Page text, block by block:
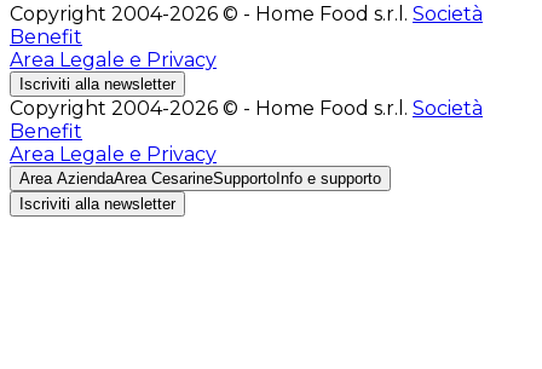
Copyright 2004-2026 © - Home Food s.r.l. Società
Benefit
Area Legale e Privacy
Iscriviti alla newsletter
Copyright 2004-2026 © - Home Food s.r.l. Società
Benefit
Area Legale e Privacy
Area AziendaArea CesarineSupporto Info e supporto
Iscriviti alla newsletter